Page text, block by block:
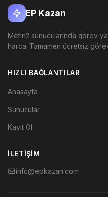
EP Kazan
Metin2 sunucularında görev
harca. Tamamen ücretsiz
HIZLI BAĞLANTILAR
Anasayfa
Sunucular
Kayıt Ol
İLETIŞIM
info@epkazan.com